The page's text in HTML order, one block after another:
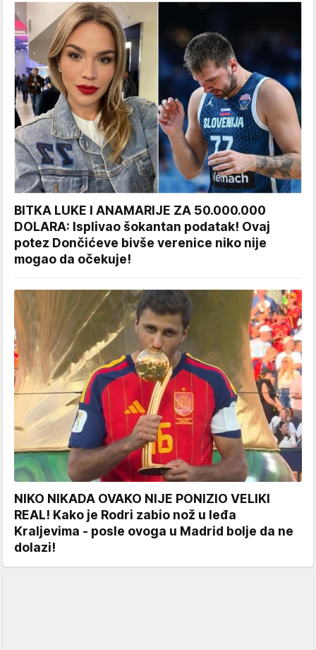
BITKA LUKE I ANAMARIJE ZA 50.000.000
DOLARA: Isplivao šokantan podatak! Ovaj
potez Dončićeve bivše verenice niko nije
mogao da očekuje!
NIKO NIKADA OVAKO NIJE PONIZIO VELIKI
REAL! Kako je Rodri zabio nož u leđa
Kraljevima - posle ovoga u Madrid bolje da ne
dolazi!